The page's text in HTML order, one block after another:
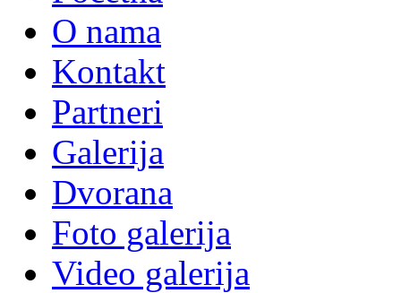
O nama
Kontakt
Partneri
Galerija
Dvorana
Foto galerija
Video galerija